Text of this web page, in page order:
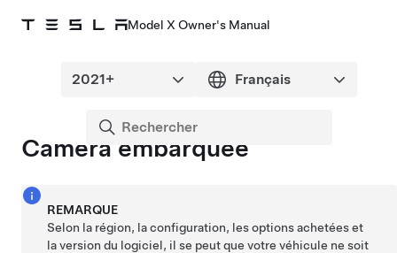
Model X Owner's Manual
Caméra embarquée
REMARQUE
Selon la région, la configuration, les options achetées et
la version du logiciel, il se peut que votre véhicule ne soit